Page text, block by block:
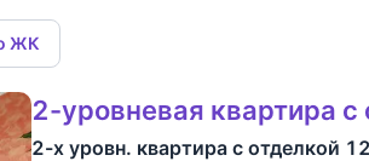
ЖК
2-уровневая квартира
2-х уровн. квартира с отделкой